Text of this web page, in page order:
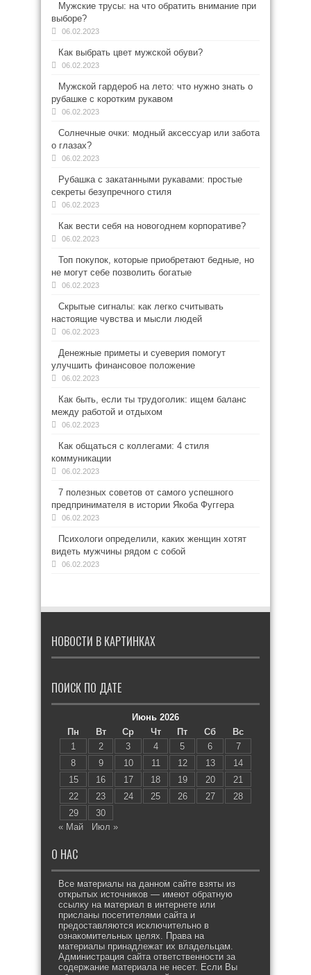
Мужские трусы: на что обратить внимание при
выборе?
06.02.2023
Как выбрать цвет мужской обуви?
06.02.2023
Мужской гардероб на лето: что нужно знать о
рубашке с коротким рукавом
06.02.2023
Солнечные очки: модный аксессуар или забота
о глазах?
06.02.2023
Рубашка с закатанными рукавами: простые
секреты безупречного стиля
06.02.2023
Как вести себя на новогоднем корпоративе?
06.02.2023
Топ покупок, которые приобретают бедные, но
не могут себе позволить богатые
06.02.2023
Скрытые сигналы: как легко считывать
настоящие чувства и мысли людей
06.02.2023
Денежные приметы и суеверия помогут
улучшить финансовое положение
06.02.2023
Как быть, если ты трудоголик: ищем баланс
между работой и отдыхом
06.02.2023
Как общаться с коллегами: 4 стиля
коммуникации
06.02.2023
7 полезных советов от самого успешного
предпринимателя в истории Якоба Фуггера
06.02.2023
Психологи определили, каких женщин хотят
видеть мужчины рядом с собой
06.02.2023
НОВОСТИ В КАРТИНКАХ
ПОИСК ПО ДАТЕ
Июнь 2026
Пн
Вт Ср Чт Пт Сб
Вс
1
2 3 4 5 6
7
8
9 10 11 12 13
14
15
16 17 18 19 20
21
22
23 24 25 26 27
28
29
30
« Май
Июл »
О НАС
Все материалы на данном сайте взяты из
открытых источников — имеют обратную
ссылку на материал в интернете или
присланы посетителями сайта и
предоставляются исключительно в
ознакомительных целях. Права на
материалы принадлежат их владельцам.
Администрация сайта ответственности за
содержание материала не несет. Если Вы